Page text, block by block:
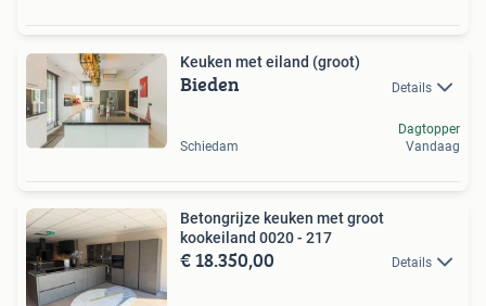
Keuken met eiland (groot)
Bieden Details
Schiedam
Dagtopper
Vandaag
Betongrijze keuken met groot
kookeiland 0020 - 217
€ 18.350,00 Details